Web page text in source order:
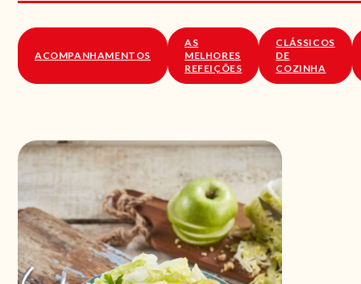
ACOMPANHAMENTOS
AS
MELHORES
REFEIÇÕES
CLÁSSICOS
DE
COZINHA